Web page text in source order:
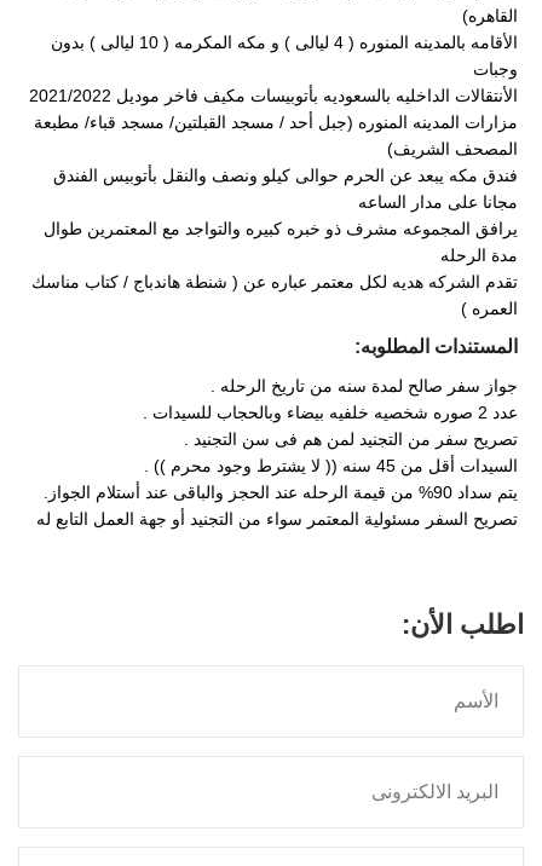
القاهره)
الأقامه بالمدينه المنوره ( 4 ليالى ) و مكه المكرمه ( 10 ليالى ) بدون
وجبات
الأنتقالات الداخليه بالسعوديه بأتوبيسات مكيف فاخر موديل 2021/2022
مزارات المدينه المنوره (جبل أحد / مسجد القبلتين/ مسجد قباء/ مطبعة
المصحف الشريف)
فندق مكه يبعد عن الحرم حوالى كيلو ونصف والنقل بأتوبيس الفندق
مجانا على مدار الساعه
يرافق المجموعه مشرف ذو خبره كبيره والتواجد مع المعتمرين طوال
مدة الرحله
تقدم الشركه هديه لكل معتمر عباره عن ( شنطة هاندباج / كتاب مناسك
العمره )
المستندات المطلوبه:
جواز سفر صالح لمدة سنه من تاريخ الرحله .
عدد 2 صوره شخصيه خلفيه بيضاء وبالحجاب للسيدات .
تصريح سفر من التجنيد لمن هم فى سن التجنيد .
السيدات أقل من 45 سنه (( لا يشترط وجود محرم )) .
يتم سداد 90% من قيمة الرحله عند الحجز والباقى عند أستلام الجواز.
تصريح السفر مسئولية المعتمر سواء من التجنيد أو جهة العمل التابع له
اطلب الأن: